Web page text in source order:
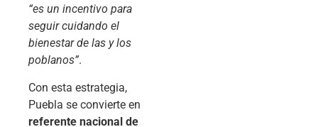
“es un incentivo para
seguir cuidando el
bienestar de las y los
poblanos”.
Con esta estrategia,
Puebla se convierte en
referente nacional de